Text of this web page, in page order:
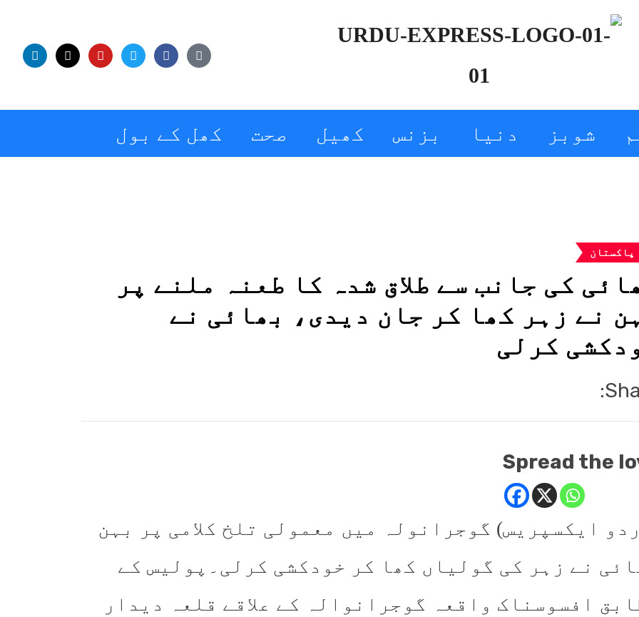
شوبز دنیا بزنس کھیل صحت کھل کے بول
پاکستان
کی جانب سے طلاق شدہ کا طعنہ ملنے پر
نے زہر کھا کر جان دیدی، بھائی نے
کرلی
Spread the
ایکسپریس) گوجرانولہ میں معمولی تلخ کلامی پر بہن
نے زہر کی گولیاں کھا کر خودکشی کرلی۔پولیس کے
افسوسناک واقعہ گوجرانوالہ کے علاقے قلعہ دیدار